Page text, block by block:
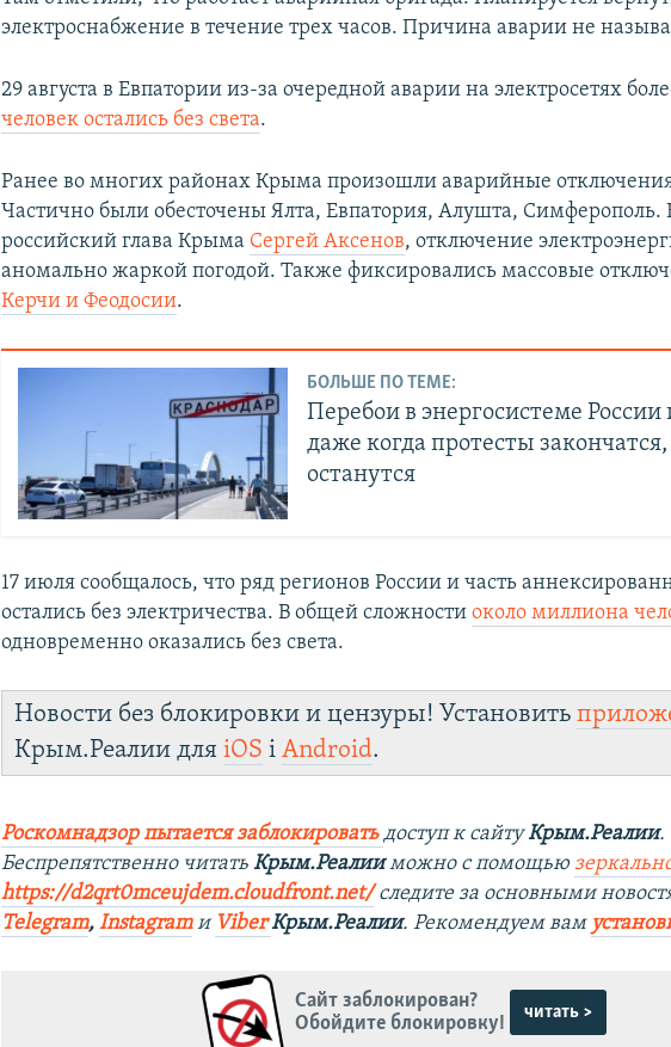
электроснабжение в течение трех часов. Причина аварии не
29 августа в Евпатории из-за очередной аварии на электросетях
человек остались без света.
Ранее во многих районах Крыма произошли аварийные отключения
Частично были обесточены Ялта, Евпатория, Алушта, Симферополь.
российский глава Крыма Сергей Аксенов, отключение
аномально жаркой погодой. Также фиксировались массовые
Керчи и Феодосии.
БОЛЬШЕ ПО ТЕМЕ:
Перебои в энергосистеме
даже когда протесты
останутся
17 июля сообщалось, что ряд регионов России и часть
остались без электричества. В общей сложностиоколо миллиона
одновременно оказались без света.
Новости без блокировки и цензуры! Установить
Крым.Реалии дляiOS іAndroid.
Роскомнадзор пытается заблокировать доступ к сайтуКрым.Реалии.
Беспрепятственно читатьКрым.Реалииможно с помощью
https://d2qrt0mceujdem.cloudfront.net/ следите за основными
Telegram,Instagramи Viber Крым.Реалии. Рекомендуем вам
Сайт заблокирован?
Обойдите блокировку!
читать >